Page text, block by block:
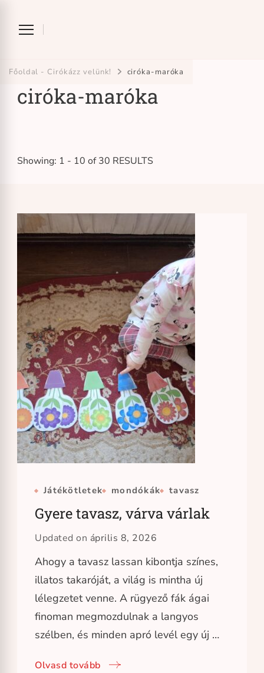
Főoldal - Cirókázz velünk! ciróka-maróka
ciróka-maróka
Showing: 1 - 10 of 30 RESULTS
Játékötletek mondókák tavasz
Gyere tavasz, várva várlak
Updated on április 8, 2026
Ahogy a tavasz lassan kibontja színes,
illatos takaróját, a világ is mintha új
lélegzetet venne. A rügyező fák ágai
finoman megmozdulnak a langyos
szélben, és minden apró levél egy új …
Olvasd tovább